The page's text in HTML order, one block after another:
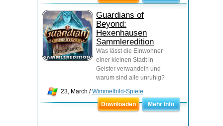
Guardians of
Beyond:
Hexenhausen
Sammleredition
Was lässt die Einwohner
einer kleinen Stadt in
Geister verwandeln und
warum sind alle unruhig?
23, March /Wimmelbild-Spiele
Downloaden
Mehr Info